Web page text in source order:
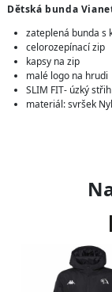
Dětská bunda
zateplená bunda s
celorozepínací zip
kapsy na zip
malé logo na hrudi
SLIM FIT- úzký střih
materiál: svršek